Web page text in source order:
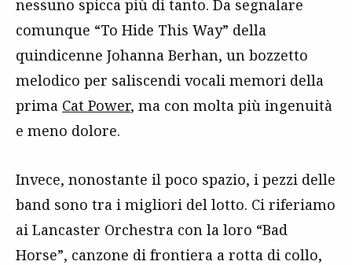
nessuno spicca più di tanto. Da segnalare
comunque “To Hide This Way” della
quindicenne Johanna Berhan, un bozzetto
melodico per saliscendi vocali memori della
prima Cat Power, ma con molta più ingenuità
e meno dolore.
Invece, nonostante il poco spazio, i pezzi delle
band sono tra i migliori del lotto. Ci riferiamo
ai Lancaster Orchestra con la loro “Bad
Horse”, canzone di frontiera a rotta di collo,